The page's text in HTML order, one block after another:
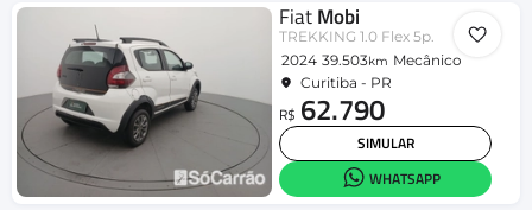
FiatMobi
TREKKING 1.0 Flex 5p.
2024 39.503km Mecânico
Curitiba - PR
R$ 62.790
SIMULAR
WHATSAPP